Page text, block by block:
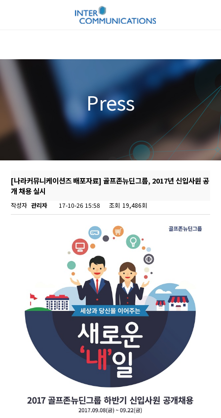
Press
[나라커뮤니케이션즈 배포자료] 골프존뉴딘그룹, 2017년 신입사원 공
개 채용 실시
작성자 관리자 17-10-26 15:58 조회 19,486회